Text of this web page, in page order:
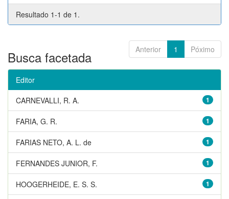
Resultado 1-1 de 1.
Anterior 1 Póximo
Busca facetada
Editor
1
CARNEVALLI, R. A.
1
FARIA, G. R.
1
FARIAS NETO, A. L. de
1
FERNANDES JUNIOR, F.
1
HOOGERHEIDE, E. S. S.